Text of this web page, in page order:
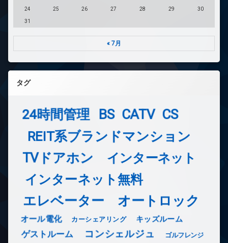
24 25 26 27 28 29 30
31
« 7月
タグ
24時間管理 BS CATV CS
REIT系ブランドマンション
TVドアホン インターネット
インターネット無料
エレベーター オートロック
オール電化 カーシェアリング キッズルーム
ゲストルーム コンシェルジュ ゴルフレンジ